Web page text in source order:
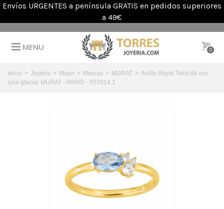
Envíos URGENTES a península GRATIS en pedidos superiores
a 49€
MENU 0
Inicio > Joyeria > Mujer > Marcas > MURAT > Anillo Royal Twist de oro
azul glaciar MURAT - PARIS - Y07014.1